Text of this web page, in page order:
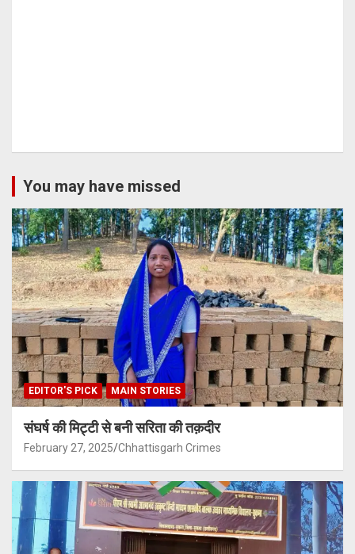
You may have missed
EDITOR'S PICK MAIN STORIES
संघर्ष की मिट्टी से बनी सरिता की तक़दीर
February 27, 2025 Chhattisgarh Crimes